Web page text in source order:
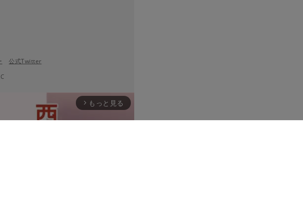
公式Twitter
arrow_forward_ios もっと見る